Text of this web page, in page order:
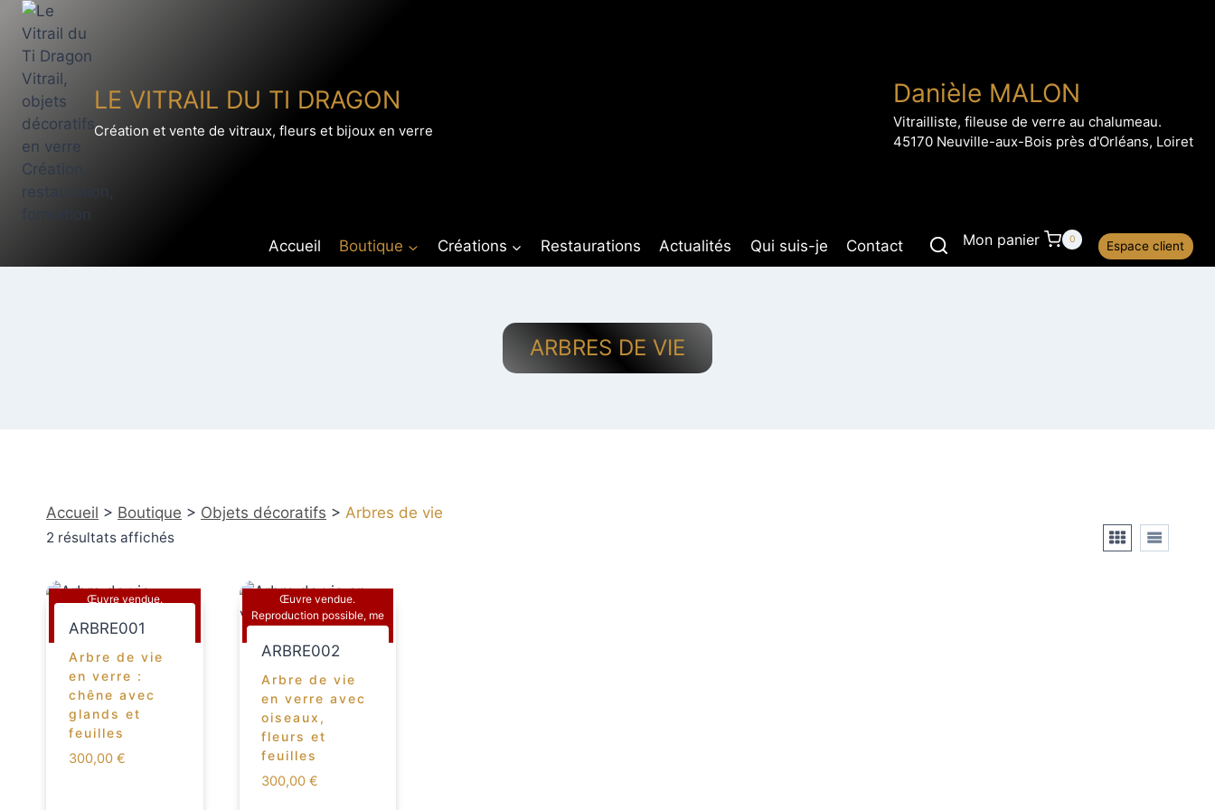
Aller
contenu
LE VITRAIL DU TI DRAGON
Création et vente de vitraux, fleurs et bijoux en verre
Danièle MALON
Vitrailliste, fileuse de verre au chalumeau.
45170 Neuville-aux-Bois près d'Orléans, Loiret
Accueil Boutique Créations Restaurations Actualités Qui suis-je Contact Mon panier 0
Espace client
ARBRES DE VIE
Accueil > Boutique > Objets décoratifs > Arbres de vie
2 résultats affichés
Œuvre vendue.
contacter
ARBRE001
Arbre de vie
en verre :
chêne avec
glands et
feuilles
300,00 €
Œuvre vendue.
Reproduction possible, me
ARBRE002
Arbre de vie
en verre avec
oiseaux,
fleurs et
feuilles
300,00€